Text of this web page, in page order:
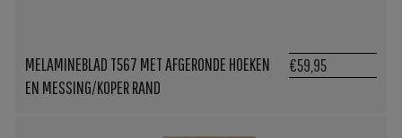
MELAMINEBLAD T567 MET AFGERONDE HOEKEN
EN MESSING/KOPER RAND
€59,95